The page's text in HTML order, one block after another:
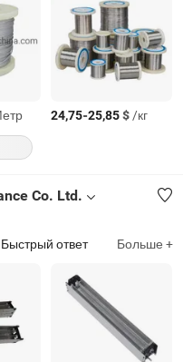
24,75-25,85$/кг
Co. Ltd.
Быстрый ответ Больше +